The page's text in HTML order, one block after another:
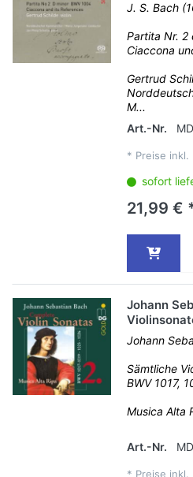
J. S. Bach
Partita Nr. 2
Ciaccona
Gertrud
M...
Art.-Nr.
* Preise inkl.
sofort
21,99 €
Johann
Johann
Sämtliche
BWV 1017,
Musica Alta
Art.-Nr.
* Preise inkl.